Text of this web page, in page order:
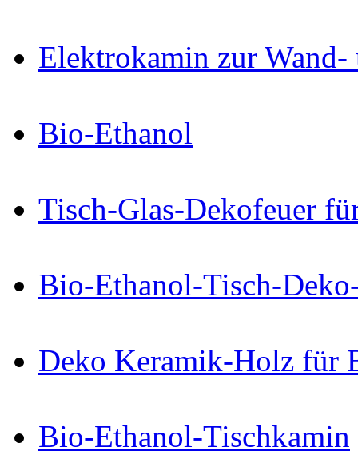
Elektrokamin zur Wand-
Bio-Ethanol
Tisch-Glas-Dekofeuer
Bio-Ethanol-Tisch-
Deko Keramik-Holz für
Bio-Ethanol-Tischkamin